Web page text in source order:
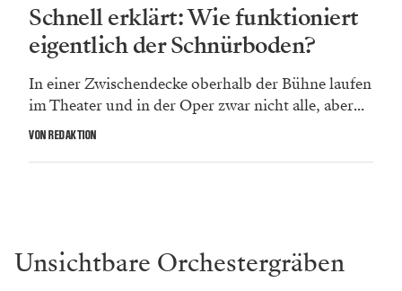
Schnell erklärt: Wie funktioniert
eigentlich der Schnürboden?
In einer Zwischendecke oberhalb der Bühne laufen
im Theater und in der Oper zwar nicht alle, aber...
VON REDAKTION
Unsichtbare Orchestergräben